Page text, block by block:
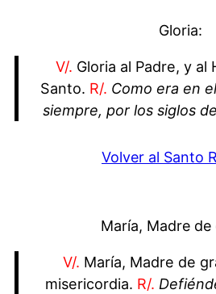
Gloria:
V/. Gloria al Padre, y al
Santo. R/. Como era en
siempre, por los siglos
Volver al Santo
María, Madre de
V/. María, Madre de
misericordia. R/.